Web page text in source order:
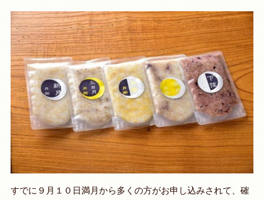
すでに９月１０日満月から多くの方がお申し込みされて、確